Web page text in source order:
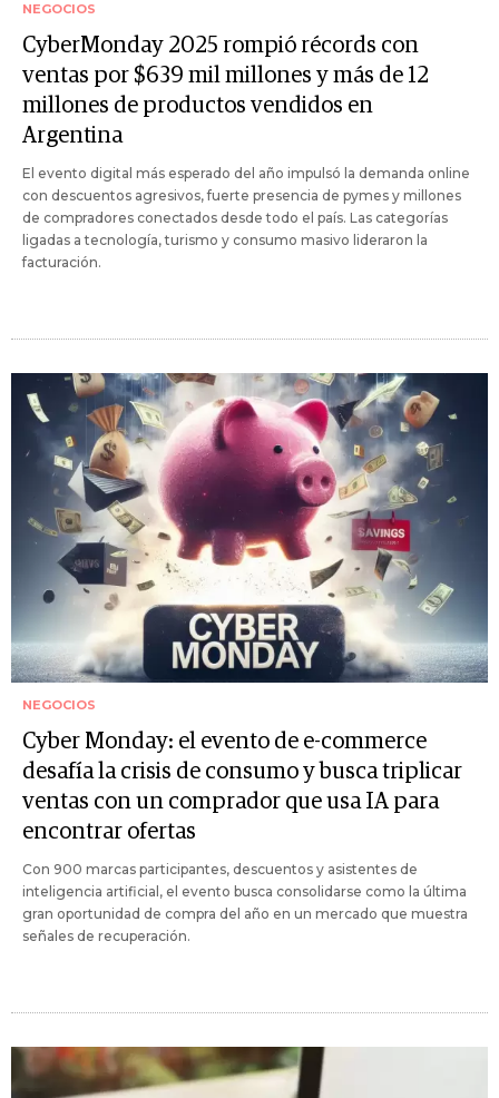
NEGOCIOS
CyberMonday 2025 rompió récords con
ventas por $639 mil millones y más de 12
millones de productos vendidos en
Argentina
El evento digital más esperado del año impulsó la demanda online
con descuentos agresivos, fuerte presencia de pymes y millones
de compradores conectados desde todo el país. Las categorías
ligadas a tecnología, turismo y consumo masivo lideraron la
facturación.
NEGOCIOS
Cyber Monday: el evento de e-commerce
desafía la crisis de consumo y busca triplicar
ventas con un comprador que usa IA para
encontrar ofertas
Con 900 marcas participantes, descuentos y asistentes de
inteligencia artificial, el evento busca consolidarse como la última
gran oportunidad de compra del año en un mercado que muestra
señales de recuperación.